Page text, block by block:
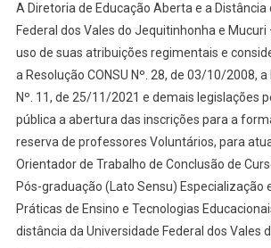
A Diretoria de Educação Aberta e a Distância
Federal dos Vales do Jequitinhonha e Mucuri
uso de suas atribuições regimentais e
a Resolução CONSU Nº. 28, de 03/10/2008, a
Nº. 11, de 25/11/2021 e demais legislações
pública a abertura das inscrições para a
reserva de professores Voluntários, para
Orientador de Trabalho de Conclusão de
Pós-graduação (Lato Sensu) Especialização
Práticas de Ensino e Tecnologias
distância da Universidade Federal dos Vales